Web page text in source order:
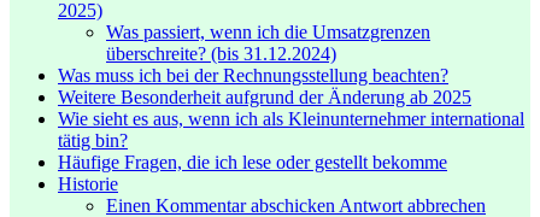
2025)
Was passiert, wenn ich die Umsatzgrenzen
überschreite? (bis 31.12.2024)
Was muss ich bei der Rechnungsstellung beachten?
Weitere Besonderheit aufgrund der Änderung ab 2025
Wie sieht es aus, wenn ich als Kleinunternehmer international
tätig bin?
Häufige Fragen, die ich lese oder gestellt bekomme
Historie
Einen Kommentar abschicken Antwort abbrechen